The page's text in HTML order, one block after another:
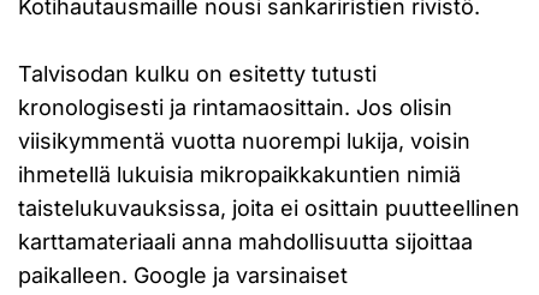
Kotihautausmaille nousi sankariristien rivistö.
Talvisodan kulku on esitetty tutusti
kronologisesti ja rintamaosittain. Jos olisin
viisikymmentä vuotta nuorempi lukija, voisin
ihmetellä lukuisia mikropaikkakuntien nimiä
taistelukuvauksissa, joita ei osittain puutteellinen
karttamateriaali anna mahdollisuutta sijoittaa
paikalleen. Google ja varsinaiset